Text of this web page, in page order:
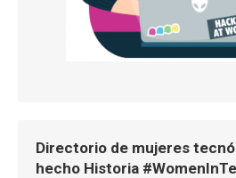
Directorio de mujeres
hecho Historia